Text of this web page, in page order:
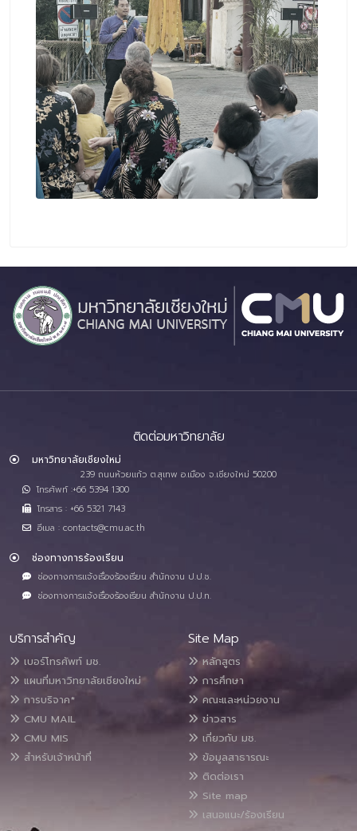
ติดต่อมหาวิทยาลัย
มหาวิทยาลัยเชียงใหม่
239 ถนนห้วยแก้ว ต.สุเทพ อ.เมือง จ.เชียงใหม่ 50200
โทรศัพท์ :+66 5394 1300
โทรสาร : +66 5321 7143
อีเมล : contacts@cmu.ac.th
ช่องทางการร้องเรียน
ช่องทางการแจ้งเรื่องร้องเรียน สำนักงาน ป.ป.ช.
ช่องทางการแจ้งเรื่องร้องเรียน สำนักงาน ป.ป.ท.
บริการสำคัญ
เบอร์โทรศัพท์ มช.
แผนที่มหาวิทยาลัยเชียงใหม่
การบริจาค*
CMU MAIL
CMU MIS
สำหรับเจ้าหน้าที่
Site Map
หลักสูตร
การศึกษา
คณะและหน่วยงาน
ข่าวสาร
เกี่ยวกับ มช.
ข้อมูลสาธารณะ
ติดต่อเรา
Site map
เสนอแนะ/ร้องเรียน